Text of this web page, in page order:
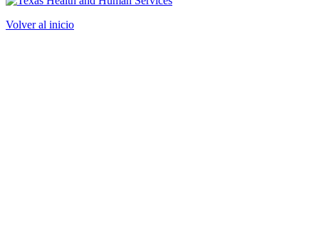
Volver al inicio